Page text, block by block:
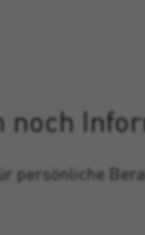
noch
persönliche